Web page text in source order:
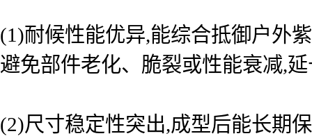
(1)耐候性能优异,能综合抵御户外
避免部件老化、脆裂或性能衰减,
(2)尺寸稳定性突出,成型后能长期